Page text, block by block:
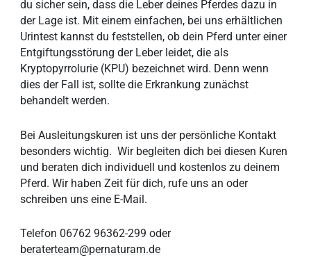
du sicher sein, dass die Leber deines Pferdes dazu in
der Lage ist. Mit einem einfachen, bei uns erhältlichen
Urintest kannst du feststellen, ob dein Pferd unter einer
Entgiftungsstörung der Leber leidet, die als
Kryptopyrrolurie (KPU) bezeichnet wird. Denn wenn
dies der Fall ist, sollte die Erkrankung zunächst
behandelt werden.
Bei Ausleitungskuren ist uns der persönliche Kontakt
besonders wichtig. Wir begleiten dich bei diesen Kuren
und beraten dich individuell und kostenlos zu deinem
Pferd. Wir haben Zeit für dich, rufe uns an oder
schreiben uns eine E-Mail.
Telefon 06762 96362-299 oder
beraterteam@pernaturam.de